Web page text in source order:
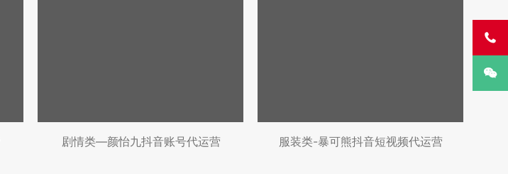
剧情类—颜怡九抖音账号代运营 服装类-暴可熊抖音短视频代运营

